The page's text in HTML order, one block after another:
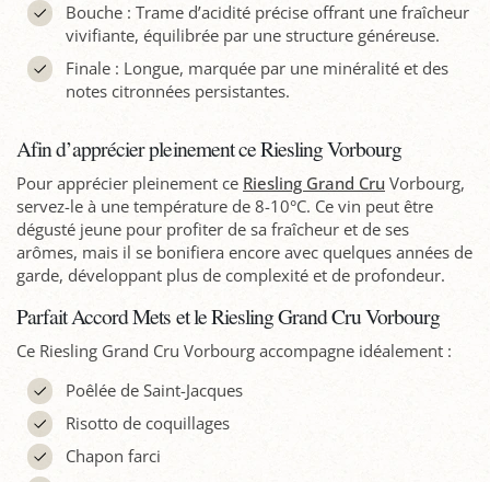
Bouche : Trame d’acidité précise offrant une fraîcheur
vivifiante, équilibrée par une structure généreuse.
Finale : Longue, marquée par une minéralité et des
notes citronnées persistantes.
Afin d’apprécier pleinement ce Riesling Vorbourg
Pour apprécier pleinement ce Riesling Grand Cru Vorbourg,
servez-le à une température de 8-10°C. Ce vin peut être
dégusté jeune pour profiter de sa fraîcheur et de ses
arômes, mais il se bonifiera encore avec quelques années de
garde, développant plus de complexité et de profondeur.
Parfait Accord Mets et le Riesling Grand Cru Vorbourg
Ce Riesling Grand Cru Vorbourg accompagne idéalement :
Poêlée de Saint-Jacques
Risotto de coquillages
Chapon farci